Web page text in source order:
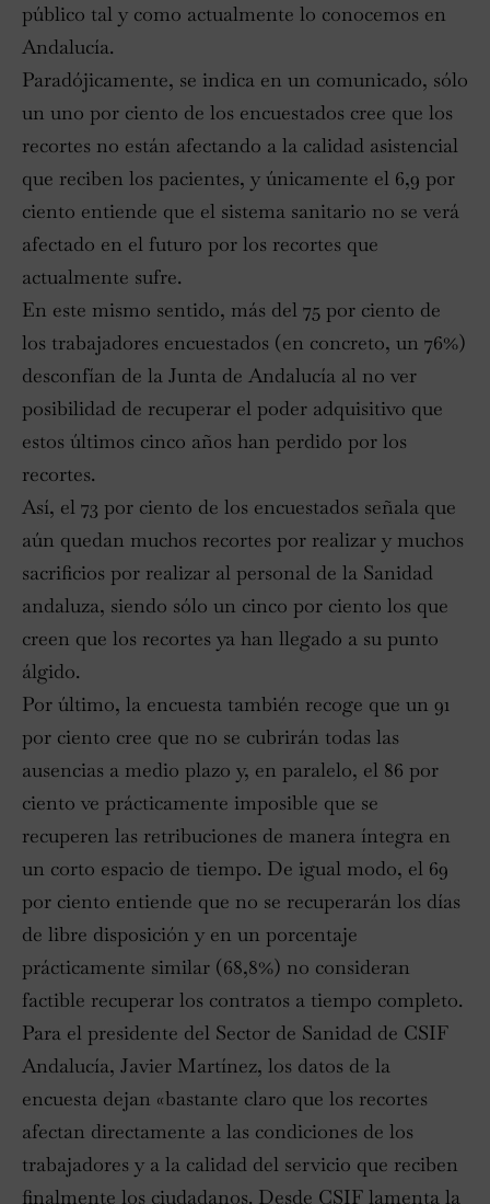
público tal y como actualmente lo conocemos en
Andalucía.
Paradójicamente, se indica en un comunicado, sólo
un uno por ciento de los encuestados cree que los
recortes no están afectando a la calidad asistencial
que reciben los pacientes, y únicamente el 6,9 por
ciento entiende que el sistema sanitario no se verá
afectado en el futuro por los recortes que
actualmente sufre.
En este mismo sentido, más del 75 por ciento de
los trabajadores encuestados (en concreto, un 76%)
desconfían de la Junta de Andalucía al no ver
posibilidad de recuperar el poder adquisitivo que
estos últimos cinco años han perdido por los
recortes.
Así, el 73 por ciento de los encuestados señala que
aún quedan muchos recortes por realizar y muchos
sacrificios por realizar al personal de la Sanidad
andaluza, siendo sólo un cinco por ciento los que
creen que los recortes ya han llegado a su punto
álgido.
Por último, la encuesta también recoge que un 91
por ciento cree que no se cubrirán todas las
ausencias a medio plazo y, en paralelo, el 86 por
ciento ve prácticamente imposible que se
recuperen las retribuciones de manera íntegra en
un corto espacio de tiempo. De igual modo, el 69
por ciento entiende que no se recuperarán los días
de libre disposición y en un porcentaje
prácticamente similar (68,8%) no consideran
factible recuperar los contratos a tiempo completo.
Para el presidente del Sector de Sanidad de CSIF
Andalucía, Javier Martínez, los datos de la
encuesta dejan «bastante claro que los recortes
afectan directamente a las condiciones de los
trabajadores y a la calidad del servicio que reciben
finalmente los ciudadanos. Desde CSIF lamenta la